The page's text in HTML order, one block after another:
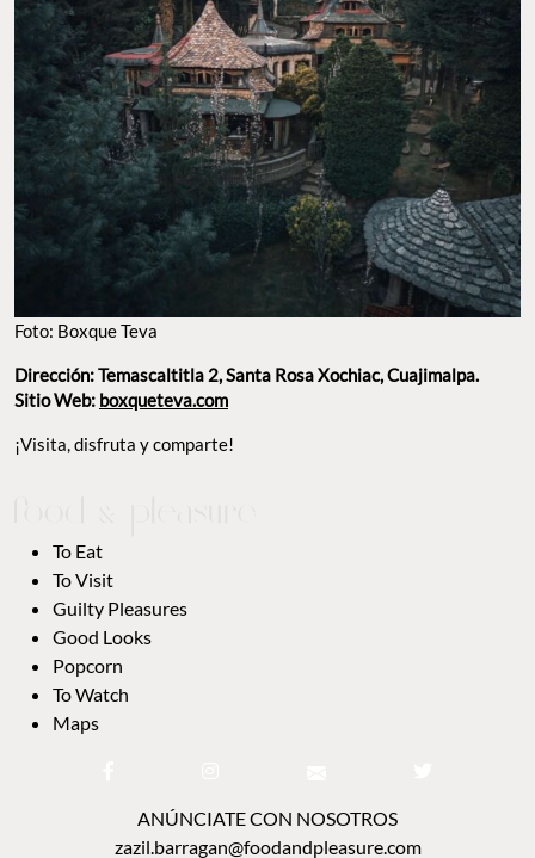
Foto: Boxque Teva
Dirección: Temascaltitla 2, Santa Rosa Xochiac, Cuajimalpa.
Sitio Web: boxqueteva.com
¡Visita, disfruta y comparte!
To Eat
To Visit
Guilty Pleasures
Good Looks
Popcorn
To Watch
Maps
ANÚNCIATE CON NOSOTROS
zazil.barragan@foodandpleasure.com